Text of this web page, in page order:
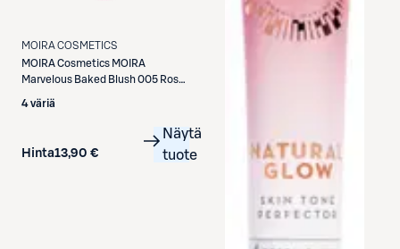
MOIRA COSMETICS
MOIRA Cosmetics MOIRA
Marvelous Baked Blush 005 Rose
4 väriä
Hinta13,90 €
Näytä
tuote